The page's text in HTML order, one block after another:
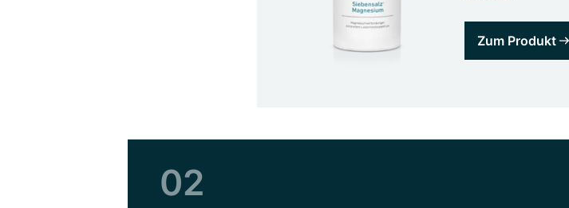
Zum Produkt
02